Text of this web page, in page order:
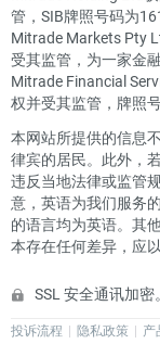
管，SIB牌照号码为
Mitrade Markets Pty
受其监管，为一家金
Mitrade Financial
权并受其监管，牌照
本网站所提供的信息
律宾的居民。此外，
违反当地法律或监管
意，英语为我们服务
的语言均为英语。其
本存在任何差异，应
SSL 安全通讯加
投诉流程 隐私政策 产